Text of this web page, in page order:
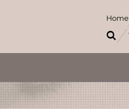
Home